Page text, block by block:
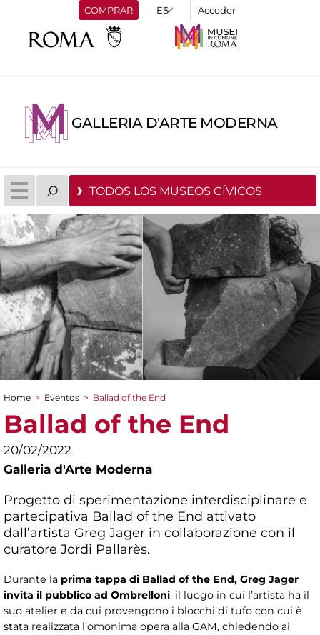
COMPRAR Acceder
GALLERIA D'ARTE MODERNA
TODOS LOS MUSEOS CÍVICOS
You are here
Home > Eventos > Ballad of the End
Ballad of the End
20/02/2022
Galleria d'Arte Moderna
Progetto di sperimentazione interdisciplinare e
partecipativa Ballad of the End attivato
dall’artista Greg Jager in collaborazione con il
curatore Jordi Pallarès.
Durante la prima tappa di Ballad of the End, Greg Jager
invita il pubblico ad Ombrelloni, il luogo in cui l’artista ha il
suo atelier e da cui provengono i blocchi di tufo con cui è
stata realizzata l’omonima opera alla GAM, chiedendo ai